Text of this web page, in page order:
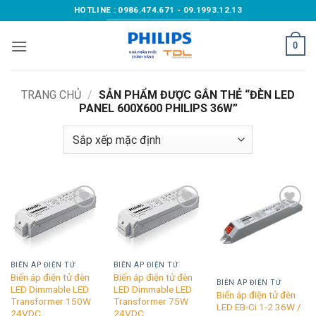
qua
nội
HOTLINE : 0986.474.671 - 09.1993.12.13
0
TRANG CHỦ / SẢN PHẨM ĐƯỢC GẮN THẺ “ĐÈN LED
PANEL 600X600 PHILIPS 36W”
Add to
BIẾN ÁP ĐIỆN TỬ
Biến áp điện tử đèn
LED Dimmable LED
Transformer 150W
24VDC
Add to
BIẾN ÁP ĐIỆN TỬ
Biến áp điện tử đèn
LED Dimmable LED
Transformer 75W
24VDC
Add to
wishlist
BIẾN ÁP ĐIỆN TỬ
Biến áp điện tử đèn
LED EB-Ci 1-2 36W /